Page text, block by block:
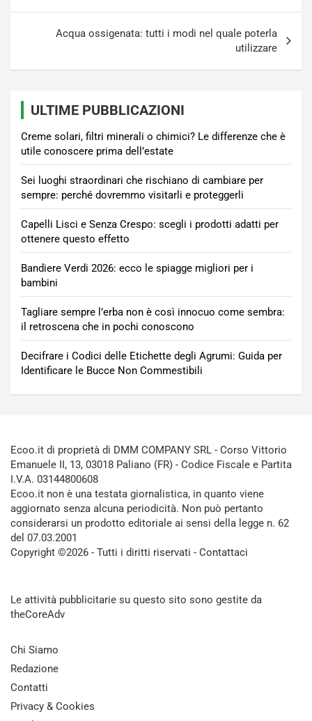
Acqua ossigenata: tutti i modi nel quale poterla
utilizzare
ULTIME PUBBLICAZIONI
Creme solari, filtri minerali o chimici? Le differenze che è
utile conoscere prima dell’estate
Sei luoghi straordinari che rischiano di cambiare per
sempre: perché dovremmo visitarli e proteggerli
Capelli Lisci e Senza Crespo: scegli i prodotti adatti per
ottenere questo effetto
Bandiere Verdi 2026: ecco le spiagge migliori per i
bambini
Tagliare sempre l’erba non è così innocuo come sembra:
il retroscena che in pochi conoscono
Decifrare i Codici delle Etichette degli Agrumi: Guida per
Identificare le Bucce Non Commestibili
Ecoo.it di proprietà di DMM COMPANY SRL - Corso Vittorio
Emanuele II, 13, 03018 Paliano (FR) - Codice Fiscale e Partita
I.V.A. 03144800608
Ecoo.it non è una testata giornalistica, in quanto viene
aggiornato senza alcuna periodicità. Non può pertanto
considerarsi un prodotto editoriale ai sensi della legge n. 62
del 07.03.2001
Copyright ©2026 - Tutti i diritti riservati - Contattaci
Le attività pubblicitarie su questo sito sono gestite da
theCoreAdv
Chi Siamo
Redazione
Contatti
Privacy & Cookies